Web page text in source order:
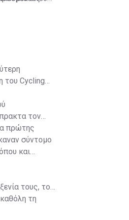
του Cycling
τον
πρώτης
σύντομο
και
τους, το
τη